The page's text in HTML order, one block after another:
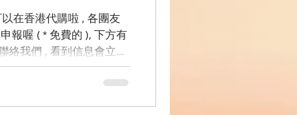
( * 免費的 ), 下方有